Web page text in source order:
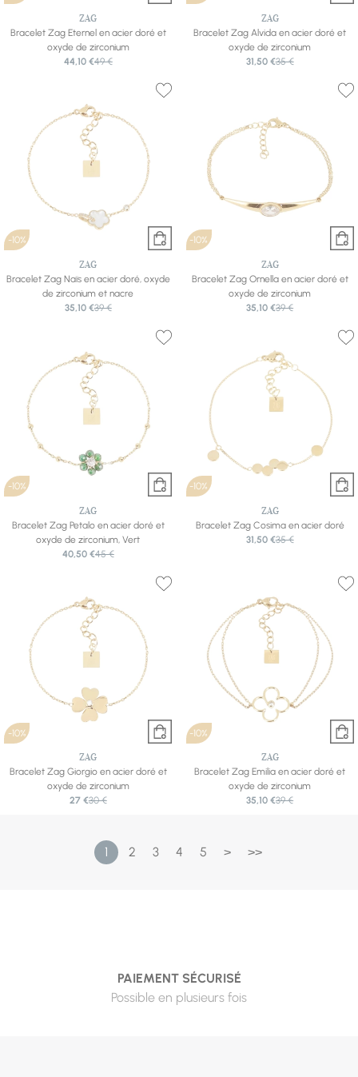
ZAG
Bracelet Zag Eternel en acier doré et
oxyde de zirconium
44,10 €49 €
ZAG
Bracelet Zag Alvida en acier doré et
oxyde de zirconium
31,50 €35 €
-10%
ZAG
Bracelet Zag Naïs en acier doré, oxyde
de zirconium et nacre
35,10 €39 €
-10%
ZAG
Bracelet Zag Ornella en acier doré et
oxyde de zirconium
35,10 €39 €
-10%
ZAG
Bracelet Zag Petalo en acier doré et
oxyde de zirconium, Vert
40,50 €45 €
-10%
ZAG
Bracelet Zag Cosima en acier doré
31,50 €35 €
-10%
ZAG
Bracelet Zag Giorgio en acier doré et
oxyde de zirconium
27 €30 €
-10%
ZAG
Bracelet Zag Emilia en acier doré et
oxyde de zirconium
35,10 €39 €
1 2 3 4 5 > >>
PAIEMENT SÉCURISÉ
Possible en plusieurs fois